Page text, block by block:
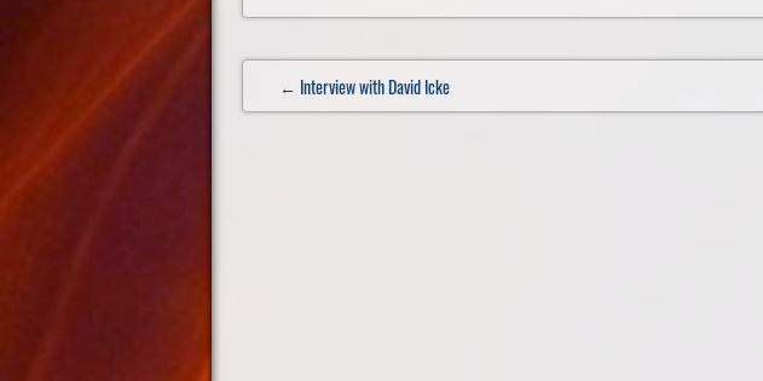
Post
navigation
← Interview with David Icke